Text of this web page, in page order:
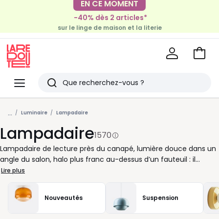
EN CE MOMENT
-30€ tous les 100€*
-40% dès 2 articles*
sur le linge de maison et la literie
Menu
Redoute
Rechercher
Derniers
articles
vus
Voir
... Luminaire Lampadaire
Lampadaire1570
Lampadaire de lecture près du canapé, lumière douce dans un
angle du salon, halo plus franc au-dessus d’un fauteuil : il
structure l’espace autant qu’il l’éclaire. Pratique au quotidien, il
libère la place sur les tables d’appoint et se déplace facilement
selon vos envies ou vos besoins. Pour bien le choisir, pensez
d’abord à l’usage. Un lampadaire orientable convient pour lire
ou travailler avec précision. Un modèle avec abat-jour
Lire plus
Nouveautés Suspension